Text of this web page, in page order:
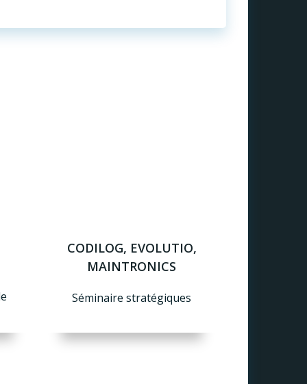
CODILOG, EVOLUTIO,
MAINTRONICS
Séminaire stratégiques